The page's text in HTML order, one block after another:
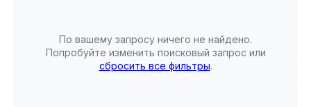
По вашему запросу ничего не найдено.
Попробуйте изменить поисковый запрос или
сбросить все фильтры.